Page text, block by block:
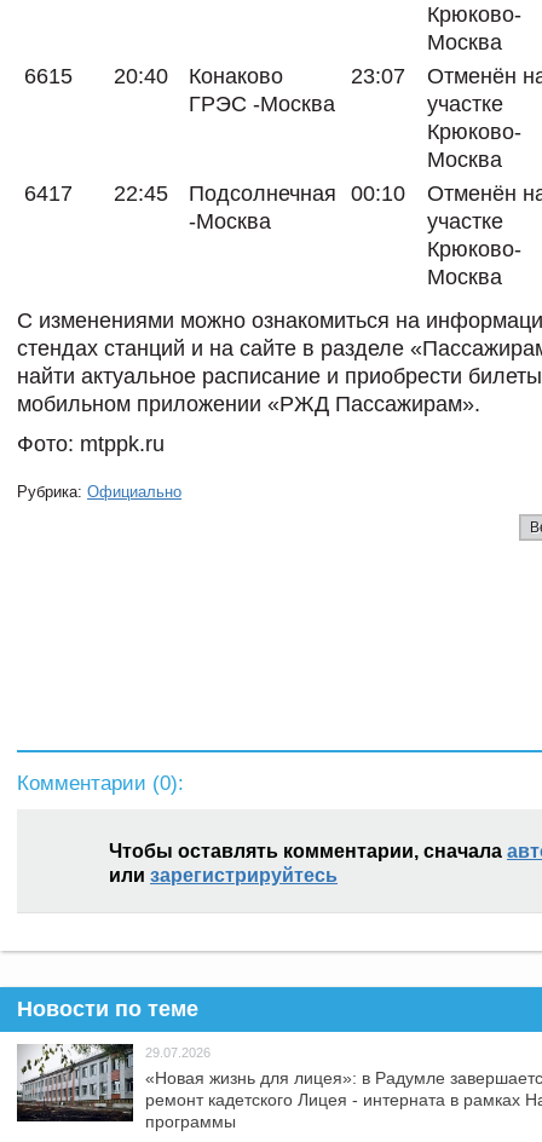
Крюково-
Москва
6615
20:40
Конаково
ГРЭС -Москва
23:07
Отменён
участке
Крюково-
Москва
6417
22:45
Подсолнечная
-Москва
00:10
Отменён
участке
Крюково-
Москва
С изменениями можно ознакомиться на
стендах станций и на сайте в разделе
найти актуальное расписание и приобрести
мобильном приложении «РЖД Пассажирам».
Фото: mtppk.ru
Рубрика: Официально
Комментарии (0):
Чтобы оставлять комментарии, сначала
или зарегистрируйтесь
Новости по теме
29.07.2026
«Новая жизнь для лицея»: в Радумле
ремонт кадетского Лицея - интерната в рамках
программы